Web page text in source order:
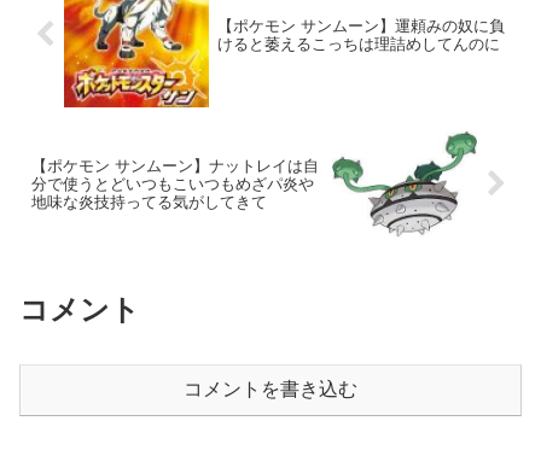
【ポケモン サンムーン】運頼みの奴に負
けると萎えるこっちは理詰めしてんのに
【ポケモン サンムーン】ナットレイは自
分で使うとどいつもこいつもめざパ炎や
地味な炎技持ってる気がしてきて
コメント
コメントを書き込む